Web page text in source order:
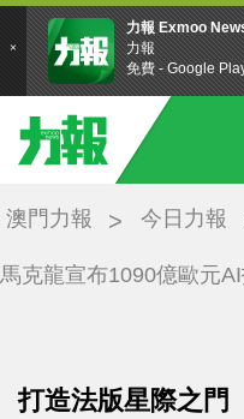
澳門力報 今日力報
馬克龍宣布1090億歐元
打造法版星際之門